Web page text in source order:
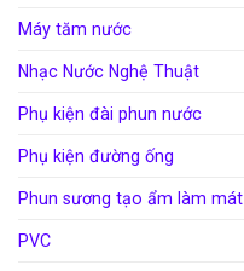
Máy tăm nước
Nhạc Nước Nghệ Thuật
Phụ kiện đài phun nước
Phụ kiện đường ống
Phun sương tạo ẩm làm mát
PVC